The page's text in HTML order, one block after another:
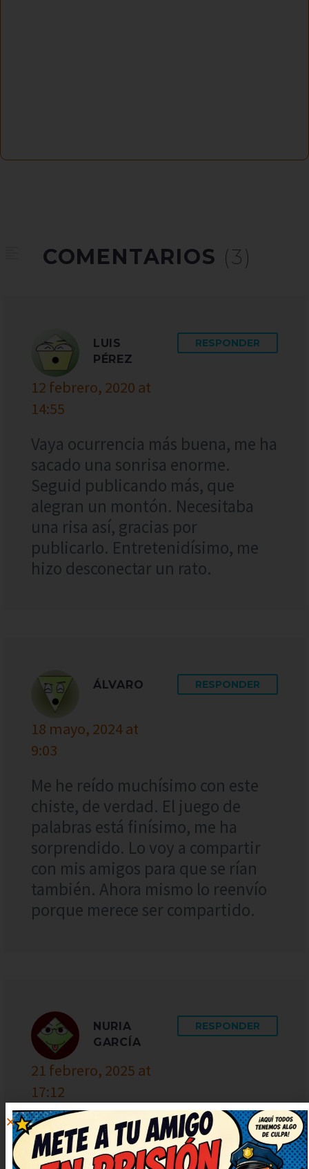
COMENTARIOS (3)
LUIS
PÉREZ
12 febrero, 2020 at
14:55
RESPONDER
Vaya ocurrencia más buena, me ha
sacado una sonrisa enorme.
Seguid publicando más, que
alegran un montón. Necesitaba
una risa así, gracias por
publicarlo. Entretenidísimo, me
hizo desconectar un rato.
ÁLVARO
18 mayo, 2024 at
9:03
RESPONDER
Me he reído muchísimo con este
chiste, de verdad. El juego de
palabras está finísimo, me ha
sorprendido. Lo voy a compartir
con mis amigos para que se rían
también. Ahora mismo lo reenvío
porque merece ser compartido.
NURIA
GARCÍA
21 febrero, 2025 at
17:12
RESPONDER
De lujo este chiste, muy simpático
y fresco. Deberían hacer una serie